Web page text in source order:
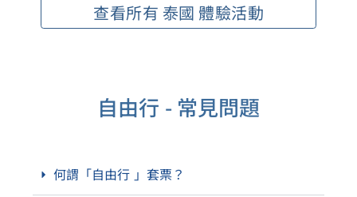
查看所有 泰國 體驗活動
自由行 - 常見問題
何謂「自由行 」套票？